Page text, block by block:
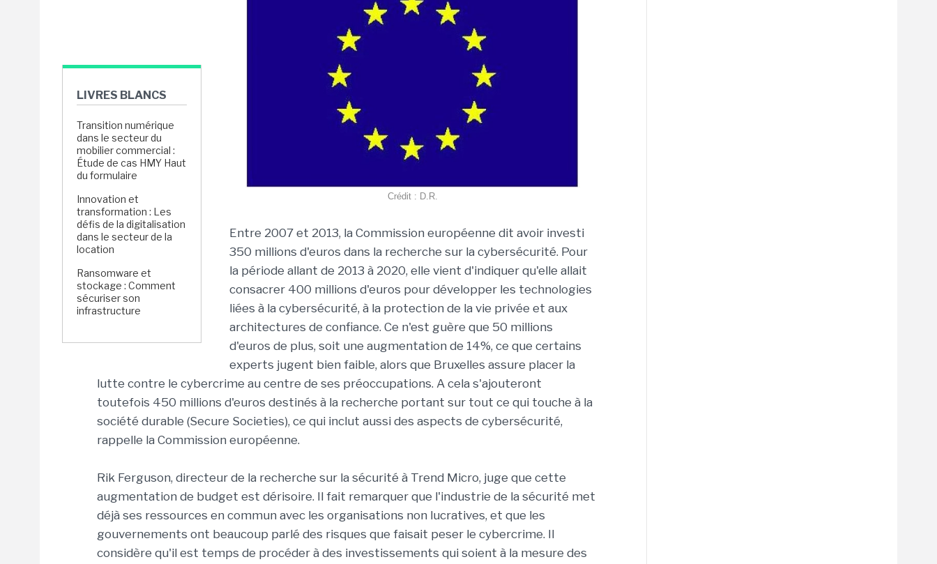
LIVRES BLANCS
Transition numérique
dans le secteur du
mobilier commercial :
Étude de cas HMY Haut
du formulaire
Innovation et
transformation : Les
défis de la digitalisation
dans le secteur de la
location
Ransomware et
stockage : Comment
sécuriser son
infrastructure
Crédit : D.R.
Entre 2007 et 2013, la Commission européenne dit avoir investi
350 millions d'euros dans la recherche sur la cybersécurité. Pour
la période allant de 2013 à 2020, elle vient d'indiquer qu'elle allait
consacrer 400 millions d'euros pour développer les technologies
liées à la cybersécurité, à la protection de la vie privée et aux
architectures de confiance. Ce n'est guère que 50 millions
d'euros de plus, soit une augmentation de 14%, ce que certains
experts jugent bien faible, alors que Bruxelles assure placer la
lutte contre le cybercrime au centre de ses préoccupations. A cela s'ajouteront
toutefois 450 millions d'euros destinés à la recherche portant sur tout ce qui touche à la
société durable (Secure Societies), ce qui inclut aussi des aspects de cybersécurité,
rappelle la Commission européenne.
Rik Ferguson, directeur de la recherche sur la sécurité à Trend Micro, juge que cette
augmentation de budget est dérisoire. Il fait remarquer que l'industrie de la sécurité met
déjà ses ressources en commun avec les organisations non lucratives, et que les
gouvernements ont beaucoup parlé des risques que faisait peser le cybercrime. Il
considère qu'il est temps de procéder à des investissements qui soient à la mesure des